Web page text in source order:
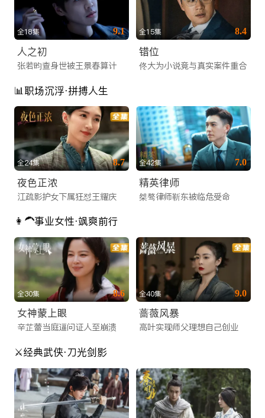
全18集 9.1
人之初
张若昀查身世被王景春算计
全15集 8.4
错位
佟大为小说竟与真实案件重合
📊职场沉浮·拼搏人生
全24集 8.7
夜色正浓
江疏影护女下属狂怼王耀庆
全42集 7.0
精英律师
桀骜律师靳东被临危受命
👩‍🦱事业女性·飒爽前行
全30集 8.6
女神蒙上眼
辛芷蕾当庭逼问证人至崩溃
全40集 9.0
蔷薇风暴
高叶实现师父理想自己创业
⚔️经典武侠·刀光剑影